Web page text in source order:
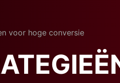
voor hoge conversie